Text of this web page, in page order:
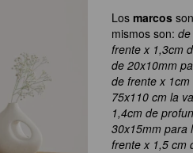
Losmarcos
mismos son:
frente x 1,3cm
de 20x10mm
de frente x
75x110 cm la
1,4cm de
30x15mm para
frente x 1,5 cm